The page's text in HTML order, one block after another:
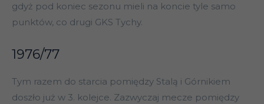
gdyż pod koniec sezonu mieli na koncie tyle samo
punktów, co drugi GKS Tychy.
1976/77
Tym razem do starcia pomiędzy Stalą i Górnikiem
doszło już w 3. kolejce. Zazwyczaj mecze pomiędzy